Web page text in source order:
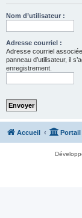
Nom d’utilisateur :
Adresse courriel :
Adresse courriel
panneau d’utilisateur, il
enregistrement.
Accueil Portail